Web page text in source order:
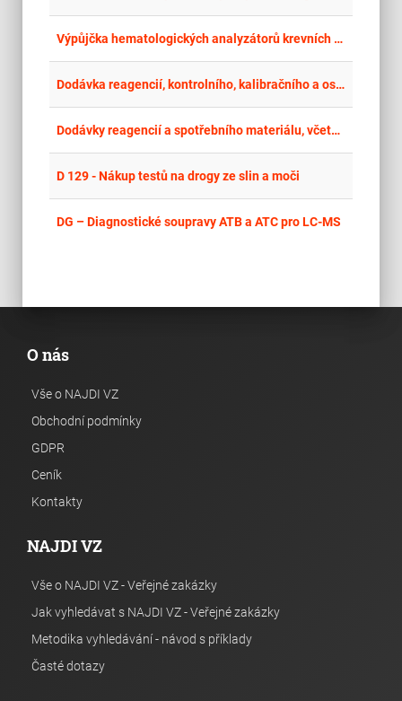
Výpůjčka hematologických analyzátorů krevních obrazů a koagulačních analyzátorů včetně dodávek reagencií, zajištění servisní podpory a middleware
Dodávka reagencií, kontrolního, kalibračního a ostatního materiálu s výpůjčkou 2 analytických linek
Dodávky reagencií a spotřebního materiálu, včetně výpůjček přístrojů pro úsek lékařské mikrobiologie
D 129 - Nákup testů na drogy ze slin a moči
DG – Diagnostické soupravy ATB a ATC pro LC-MS
O nás
Vše o NAJDI VZ
Obchodní podmínky
GDPR
Ceník
Kontakty
NAJDI VZ
Vše o NAJDI VZ - Veřejné zakázky
Jak vyhledávat s NAJDI VZ - Veřejné zakázky
Metodika vyhledávání - návod s příklady
Časté dotazy